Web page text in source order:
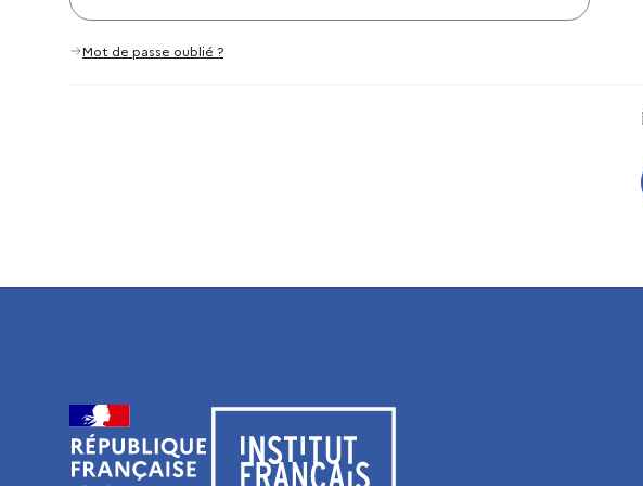
Mot de passe oublié ?
Visiter le site de l’Institut français